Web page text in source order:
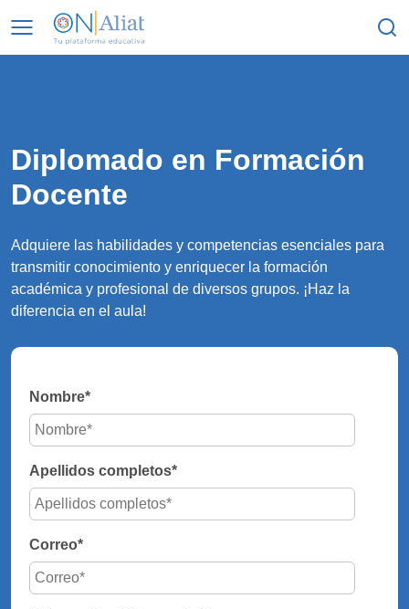
Diplomado en Formación
Docente
Adquiere las habilidades y competencias esenciales para
transmitir conocimiento y enriquecer la formación
académica y profesional de diversos grupos. ¡Haz la
diferencia en el aula!
Nombre*
Apellidos completos*
Correo*